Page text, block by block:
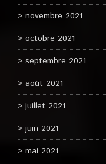
novembre 2021
octobre 2021
septembre 2021
août 2021
juillet 2021
juin 2021
mai 2021